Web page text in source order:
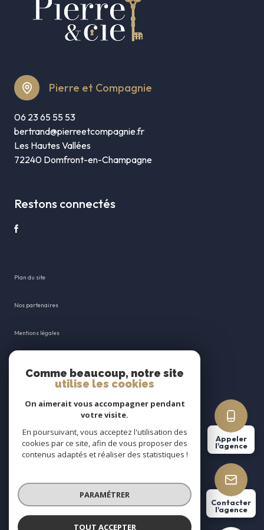
Appeler
l'agence
Contacter
l'agence
Pierre et Compagnie
06 23 65 55 53
bertrand@pierreetcompagnie.fr
Les Hautes Vallées
72240 Domfront-en-Champagne
Restons connectés
plan du site
nos partenaires
mentions légales
nos honoraires
cookies
© 2026 | Tous droits réservés
Réalisé par
Comme beaucoup, notre site
utilise les cookies
On aimerait vous accompagner pendant
votre visite.
En poursuivant, vous acceptez l'utilisation des
cookies par ce site, afin de vous proposer des
contenus adaptés et réaliser des statistiques !
PARAMÉTRER
TOUT ACCEPTER